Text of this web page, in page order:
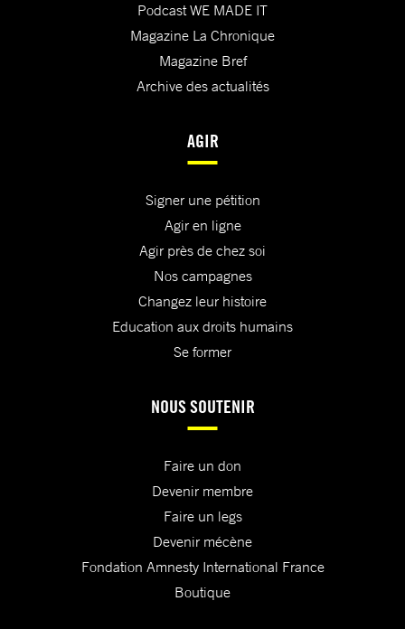
Podcast WE MADE IT
Magazine La Chronique
Magazine Bref
Archive des actualités
AGIR
Signer une pétition
Agir en ligne
Agir près de chez soi
Nos campagnes
Changez leur histoire
Education aux droits humains
Se former
NOUS SOUTENIR
Faire un don
Devenir membre
Faire un legs
Devenir mécène
Fondation Amnesty International France
Boutique